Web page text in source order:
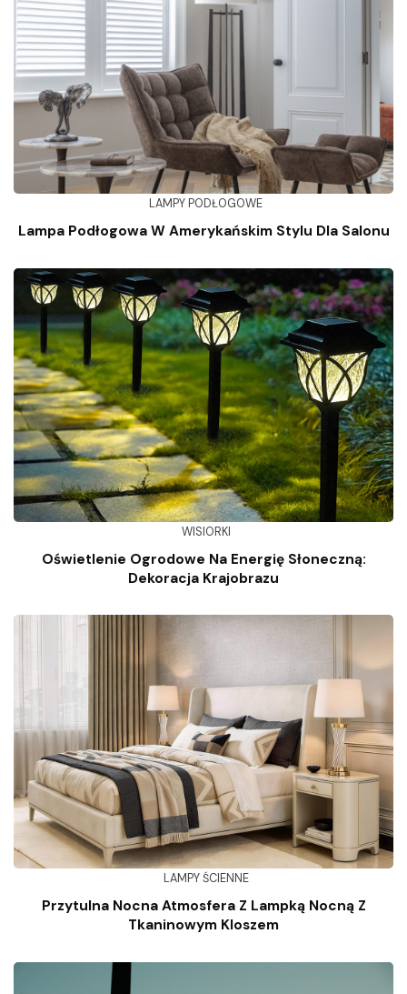
LAMPY PODŁOGOWE
Lampa Podłogowa W Amerykańskim Stylu Dla Salonu
WISIORKI
Oświetlenie Ogrodowe Na Energię Słoneczną:
Dekoracja Krajobrazu
LAMPY ŚCIENNE
Przytulna Nocna Atmosfera Z Lampką Nocną Z
Tkaninowym Kloszem